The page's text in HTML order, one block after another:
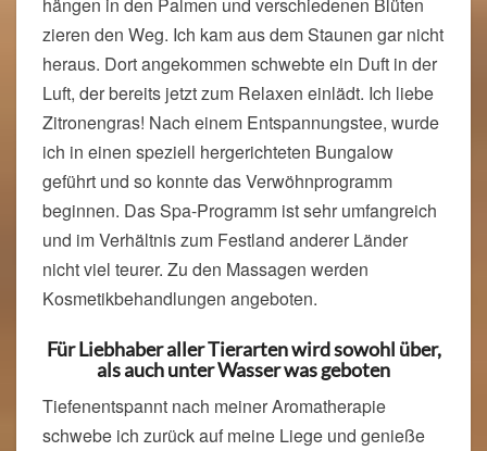
zieren den Weg. Ich kam aus dem Staunen gar nicht
heraus. Dort angekommen schwebte ein Duft in der
Luft, der bereits jetzt zum Relaxen einlädt. Ich liebe
Zitronengras! Nach einem Entspannungstee, wurde
ich in einen speziell hergerichteten Bungalow
geführt und so konnte das Verwöhnprogramm
beginnen. Das Spa-Programm ist sehr umfangreich
und im Verhältnis zum Festland anderer Länder
nicht viel teurer. Zu den Massagen werden
Kosmetikbehandlungen angeboten.
Für Liebhaber aller Tierarten wird sowohl über,
als auch unter Wasser was geboten
Tiefenentspannt nach meiner Aromatherapie
schwebe ich zurück auf meine Liege und genieße